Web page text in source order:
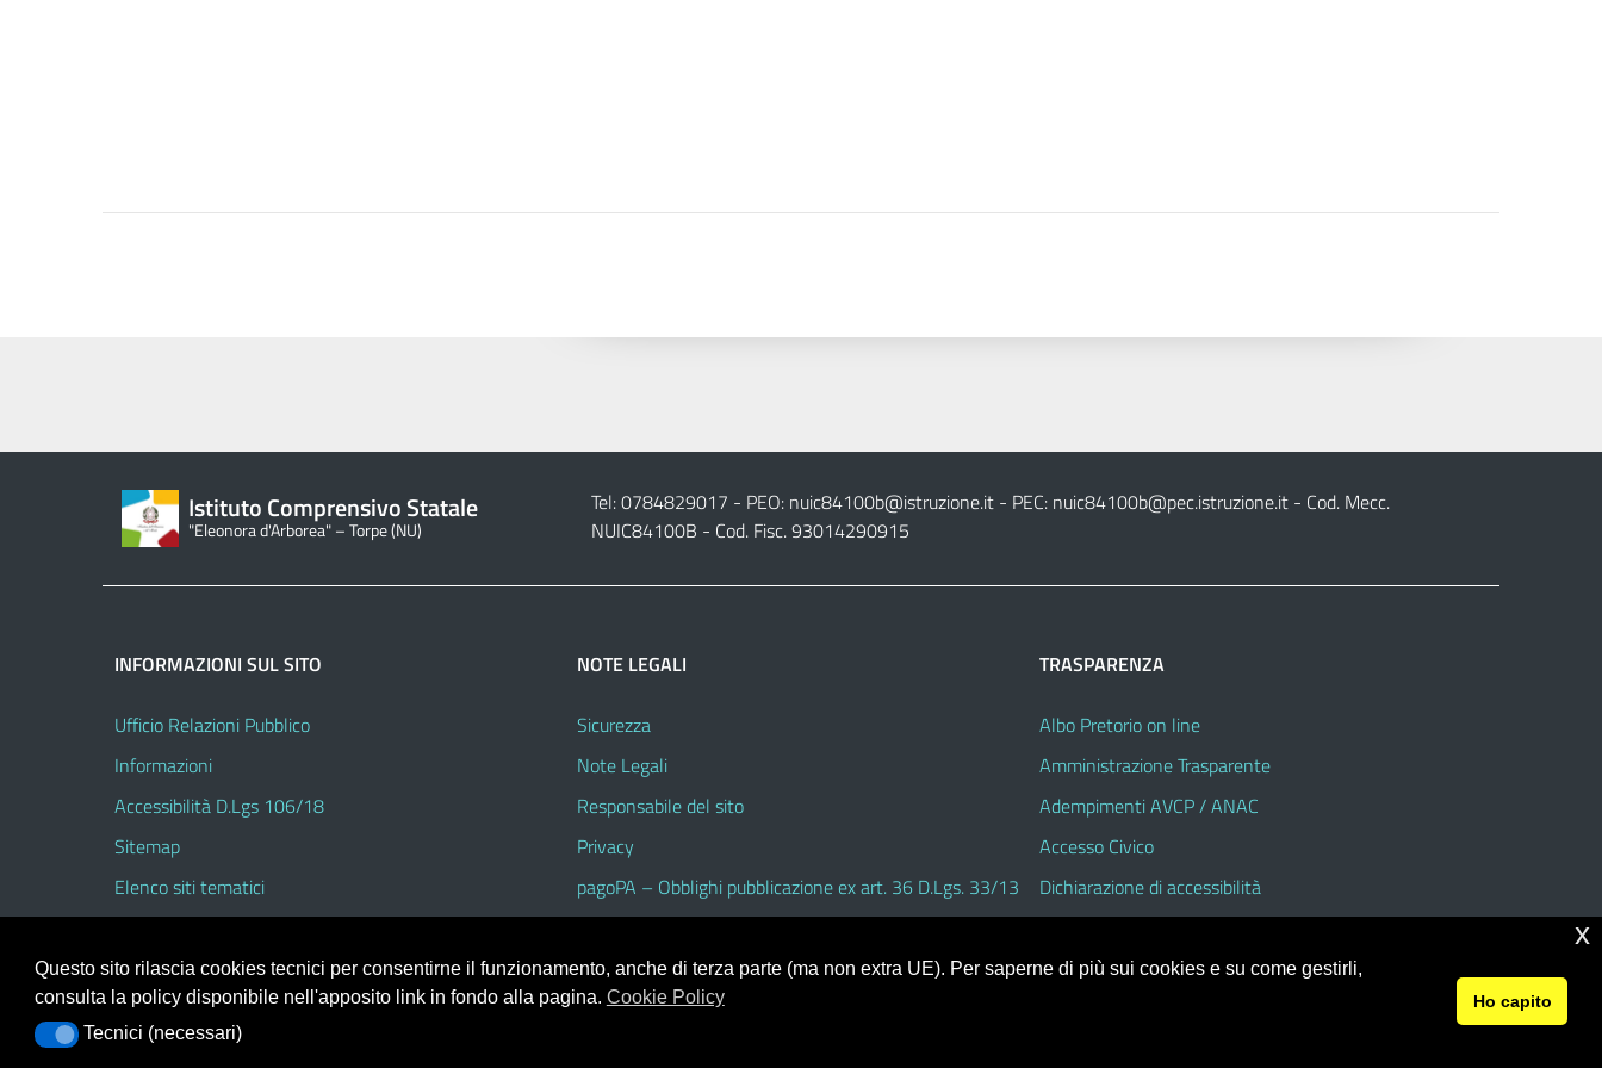
Istituto Comprensivo Statale
"Eleonora d'Arborea" – Torpe (NU)
Tel: 0784829017 - PEO: nuic84100b@istruzione.it- PEC: nuic84100b@pec.istruzione.it- Cod. Mecc.
NUIC84100B - Cod. Fisc. 93014290915
INFORMAZIONI SUL SITO
Ufficio Relazioni Pubblico
Informazioni
Accessibilità D.Lgs 106/18
Sitemap
Elenco siti tematici
NOTE LEGALI
Sicurezza
Note Legali
Responsabile del sito
Privacy
pagoPA – Obblighi pubblicazione ex art. 36 D.Lgs. 33/13
TRASPARENZA
Albo Pretorio on line
Amministrazione Trasparente
Adempimenti AVCP / ANAC
Accesso Civico
Dichiarazione di accessibilità
Portale realizzato con la piattaforma
Template Italia configurato sul tema accessibile
© 2026 Istituto Comprensivo Statale
Questo sito rilascia cookies tecnici per consentirne il funzionamento, anche di terza parte (ma non extra UE). Per saperne di più sui cookies e su come gestirli,
consulta la policy disponibile nell'apposito link in fondo alla pagina. Cookie Policy
Tecnici (necessari)
Tecnici (necessari)
Ho capito
x